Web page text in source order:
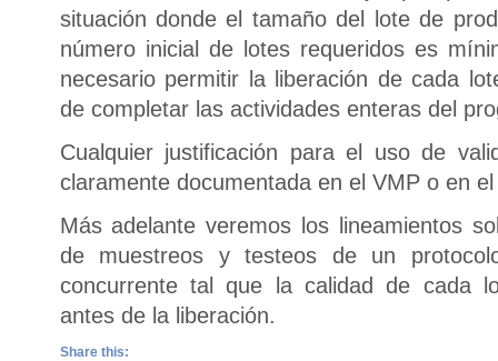
situación donde el tamaño del lote de
número inicial de lotes requeridos es
necesario permitir la liberación de cada
de completar las actividades enteras del
Cualquier justificación para el uso de
claramente documentada en el VMP o en
Más adelante veremos los lineamientos
de muestreos y testeos de un
concurrente tal que la calidad de cada
antes de la liberación.
Share this: